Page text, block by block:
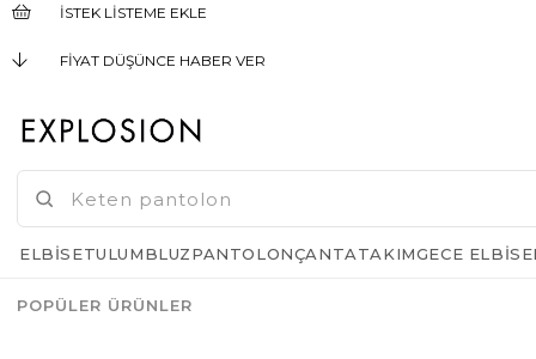
İSTEK LISTEME EKLE
FIYAT DÜŞÜNCE HABER VER
ELBISETULUMBLUZPANTOLONÇANTATAKIMGECE
POPÜLER ÜRÜNLER